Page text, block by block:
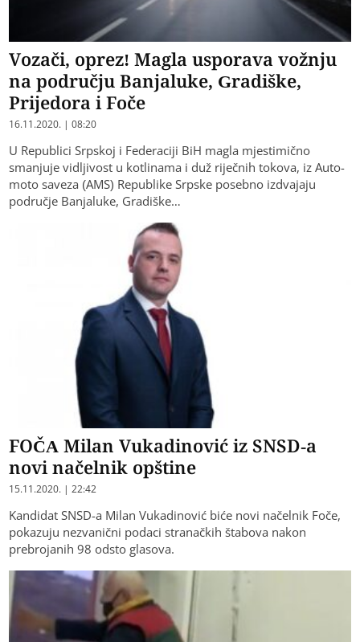
Vozači, oprez! Magla usporava vožnju
na području Banjaluke, Gradiške,
Prijedora i Foče
16.11.2020. | 08:20
U Republici Srpskoj i Federaciji BiH magla mjestimično
smanjuje vidljivost u kotlinama i duž riječnih tokova, iz Auto-
moto saveza (AMS) Republike Srpske posebno izdvajaju
područje Banjaluke, Gradiške…
FOČA Milan Vukadinović iz SNSD-a
novi načelnik opštine
15.11.2020. | 22:42
Kandidat SNSD-a Milan Vukadinović biće novi načelnik Foče,
pokazuju nezvanični podaci stranačkih štabova nakon
prebrojanih 98 odsto glasova.